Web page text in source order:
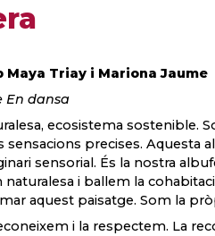
Maya Triay i Mariona Jaume
En dansa
ecosistema sostenible.
sensacions precises. Aquesta
sensorial. És la nostra
naturalesa i ballem la
aquest paisatge. Som la
i la respectem. La